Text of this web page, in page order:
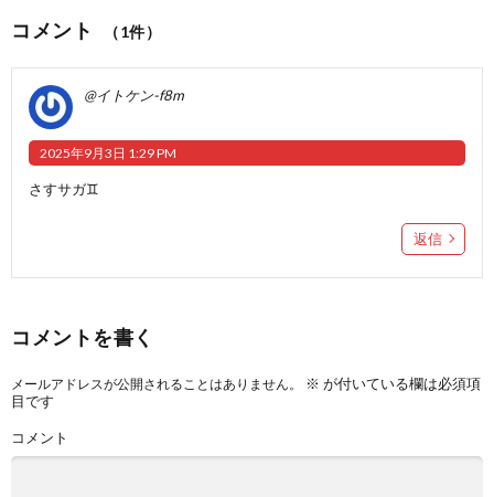
コメント （1件）
@イトケン-f8m
2025年9月3日 1:29 PM
さすサガ♊
返信
コメントを書く
メールアドレスが公開されることはありません。 ※ が付いている欄は必須項
目です
コメント